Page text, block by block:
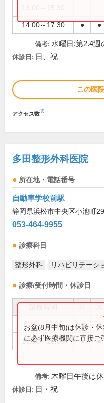
14:00～17:30 ● ●
備考: 水曜日:第2.4週
休診日: 日、祝
この医
アクセス数※
多田整形外科医院
所在地・電話番号
自動車学校前駅
静岡県浜松市中央区小池町
053-464-9955
診療科目
整形外科 リハビリテーシ
診療/受付時間・休診日
8:30～12:00 ● ●
15:00～18:00 ● ●
お盆(8月中旬)は休診・
に必ず医療機関に直接ご
備考: 木曜日午後は
休診日: 日・祝